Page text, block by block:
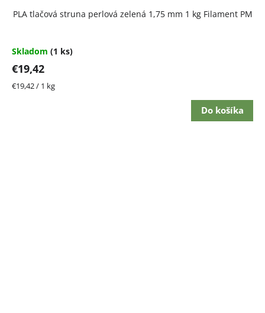
PLA tlačová struna perlová zelená 1,75 mm 1 kg Filament PM
Skladom (1 ks)
€19,42
Jednotková
€19,42 / 1 kg
Do košíka